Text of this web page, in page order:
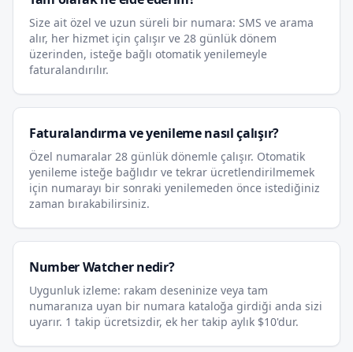
Size ait özel ve uzun süreli bir numara: SMS ve arama
alır, her hizmet için çalışır ve 28 günlük dönem
üzerinden, isteğe bağlı otomatik yenilemeyle
faturalandırılır.
Faturalandırma ve yenileme nasıl çalışır?
Özel numaralar 28 günlük dönemle çalışır. Otomatik
yenileme isteğe bağlıdır ve tekrar ücretlendirilmemek
için numarayı bir sonraki yenilemeden önce istediğiniz
zaman bırakabilirsiniz.
Number Watcher nedir?
Uygunluk izleme: rakam deseninize veya tam
numaranıza uyan bir numara kataloğa girdiği anda sizi
uyarır. 1 takip ücretsizdir, ek her takip aylık $10'dur.